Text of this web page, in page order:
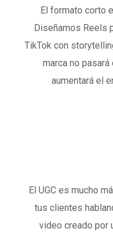
El formato corto
Diseñamos Reels
TikTok con
marca no
aumentará el
El UGC es mucho
tus clientes
video creado por